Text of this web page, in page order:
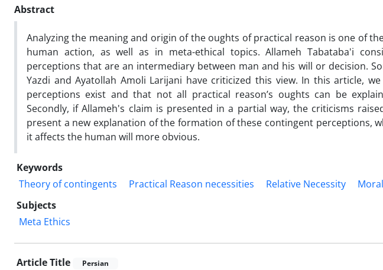
Abstract
Analyzing the meaning and origin of the oughts of practical reason is one of
human action, as well as in meta-ethical topics. Allameh Tabataba'i
perceptions that are an intermediary between man and his will or decision.
Yazdi and Ayatollah Amoli Larijani have criticized this view. In this article,
perceptions exist and that not all practical reason’s oughts can be
Secondly, if Allameh's claim is presented in a partial way, the criticisms
present a new explanation of the formation of these contingent perceptions,
it affects the human will more obvious.
Keywords
Theory of contingents
Practical Reason necessities Relative Necessity
Subjects
Meta Ethics
Article Title Persian